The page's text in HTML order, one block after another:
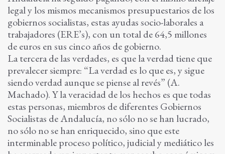
legal y los mismos mecanismos presupuestarios de los
gobiernos socialistas, estas ayudas socio-laborales a
trabajadores (ERE’s), con un total de 64,5 millones
de euros en sus cinco años de gobierno.
La tercera de las verdades, es que la verdad tiene que
prevalecer siempre: “La verdad es lo que es, y sigue
siendo verdad aunque se piense al revés” (A.
Machado). Y la veracidad de los hechos es que todas
estas personas, miembros de diferentes Gobiernos
Socialistas de Andalucía, no sólo no se han lucrado,
no sólo no se han enriquecido, sinoque este
interminable proceso político, judicial y mediático les